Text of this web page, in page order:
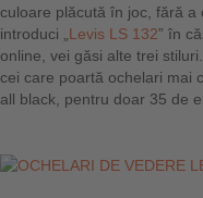
culoare plăcută în joc, fără
introduci „ Levis LS 132” în
online, vei găsi alte trei
cei care poartă ochelari mai
all black, pentru doar 35 de